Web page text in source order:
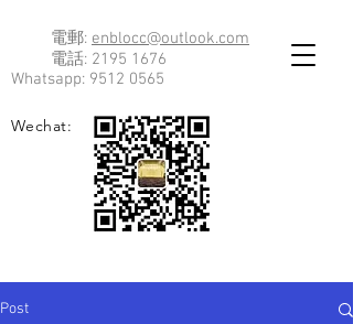
電郵: enblocc@outlook.com
電話: 2195 1676
Whatsapp: 9512 0565
Wechat:
Post